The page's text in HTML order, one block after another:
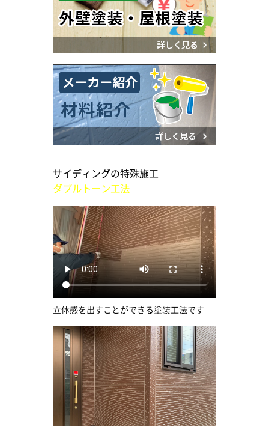
サイディングの特殊施工
ダブルトーン工法
立体感を出すことができる塗装工法です